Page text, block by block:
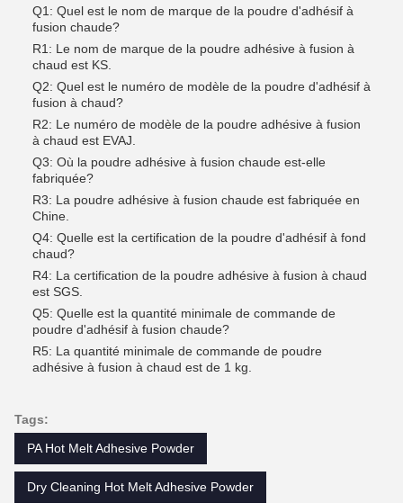
Q1: Quel est le nom de marque de la poudre d'adhésif à
fusion chaude?
R1: Le nom de marque de la poudre adhésive à fusion à
chaud est KS.
Q2: Quel est le numéro de modèle de la poudre d'adhésif à
fusion à chaud?
R2: Le numéro de modèle de la poudre adhésive à fusion
à chaud est EVAJ.
Q3: Où la poudre adhésive à fusion chaude est-elle
fabriquée?
R3: La poudre adhésive à fusion chaude est fabriquée en
Chine.
Q4: Quelle est la certification de la poudre d'adhésif à fond
chaud?
R4: La certification de la poudre adhésive à fusion à chaud
est SGS.
Q5: Quelle est la quantité minimale de commande de
poudre d'adhésif à fusion chaude?
R5: La quantité minimale de commande de poudre
adhésive à fusion à chaud est de 1 kg.
Tags:
PA Hot Melt Adhesive Powder
Dry Cleaning Hot Melt Adhesive Powder